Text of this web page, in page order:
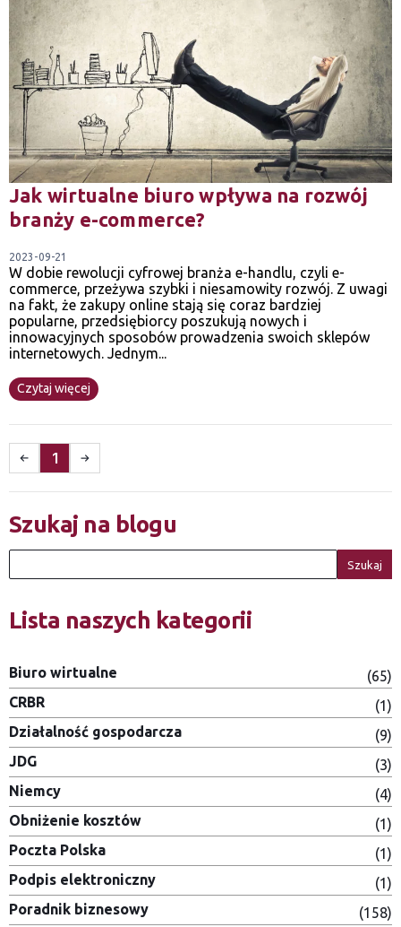
Jak wirtualne biuro wpływa na rozwój
branży e-commerce?
2023-09-21
W dobie rewolucji cyfrowej branża e-handlu, czyli e-
commerce, przeżywa szybki i niesamowity rozwój. Z uwagi
na fakt, że zakupy online stają się coraz bardziej
popularne, przedsiębiorcy poszukują nowych i
innowacyjnych sposobów prowadzenia swoich sklepów
internetowych. Jednym...
Czytaj więcej
1
Szukaj na blogu
Szukaj
Lista naszych kategorii
Biuro wirtualne
(65)
CRBR
(1)
Działalność gospodarcza
(9)
JDG
(3)
Niemcy
(4)
Obniżenie kosztów
(1)
Poczta Polska
(1)
Podpis elektroniczny
(1)
Poradnik biznesowy
(158)